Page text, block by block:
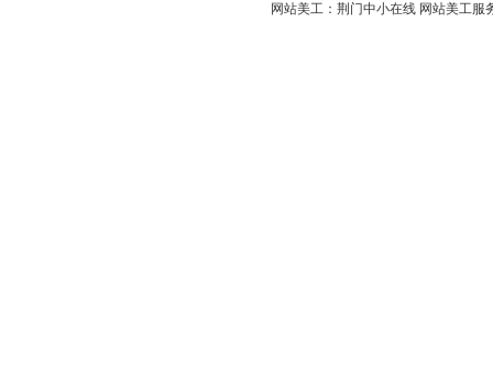
网站美工：荆门中小在线 网站美工